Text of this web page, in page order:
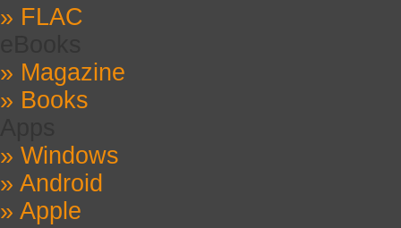
» FLAC
» Magazine
» Books
» Windows
» Android
» Apple